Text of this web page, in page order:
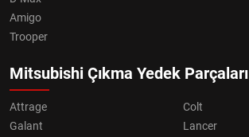
Amigo
Trooper
Mitsubishi Çıkma Yedek Parçaları
Attrage
Colt
Galant
Lancer